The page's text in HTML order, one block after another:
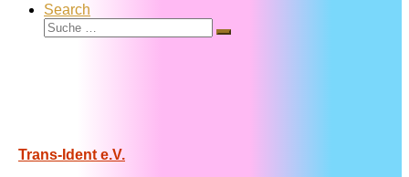
Search
Suche
Suche
Trans-Ident e.V.